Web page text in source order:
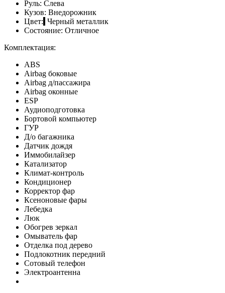
Руль: Слева
Кузов: Внедорожник
Цвет: Черный металлик
Состояние: Отличное
Комплектация:
ABS
Airbag боковые
Airbag д/пассажира
Airbag оконные
ESP
Аудиоподготовка
Бортовой компьютер
ГУР
Д/о багажника
Датчик дождя
Иммобилайзер
Катализатор
Климат-контроль
Кондиционер
Корректор фар
Ксеноновые фары
Лебедка
Люк
Обогрев зеркал
Омыватель фар
Отделка под дерево
Подлокотник передний
Сотовый телефон
Электроантенна